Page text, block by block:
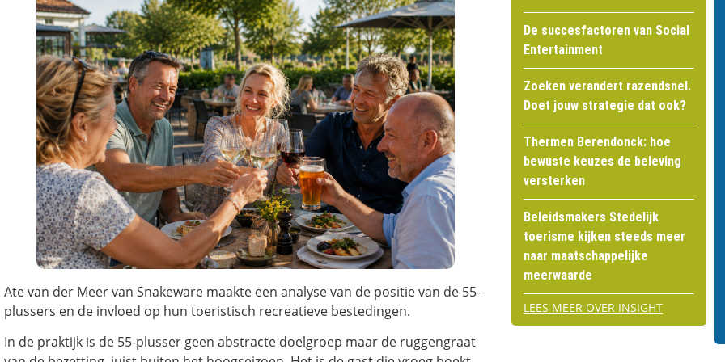
Ate van der Meer van Snakeware maakte een analyse van de positie van de 55-
plussers en de invloed op hun toeristisch recreatieve bestedingen.
In de praktijk is de 55-plusser geen abstracte doelgroep maar de ruggengraat
De succesfactoren van Social
Entertainment
Zoeken verandert razendsnel.
Doet jouw strategie dat ook?
Thermen Berendonck: hoe
bewuste keuzes de beleving
versterken
Beleidsmakers Stedelijk
toerisme kijken steeds meer
naar maatschappelijke
meerwaarde
LEES MEER OVER INSIGHT